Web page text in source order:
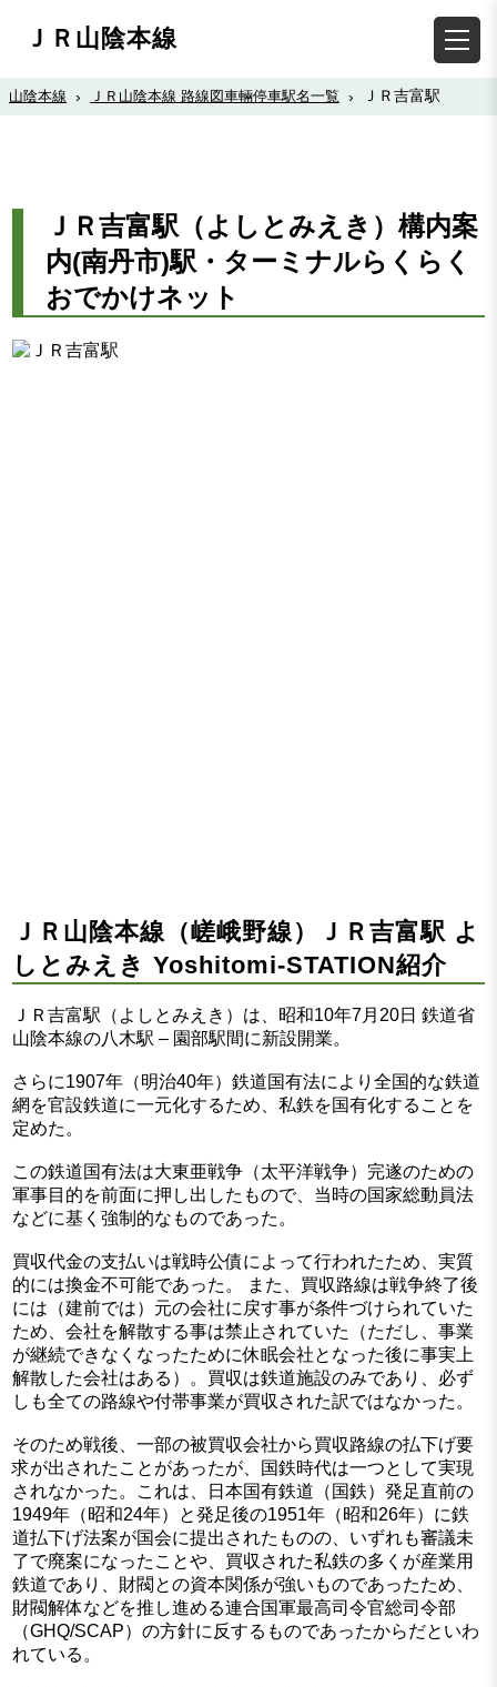
ＪＲ山陰本線
山陰本線 › ＪＲ山陰本線 路線図車輛停車駅名一覧 › ＪＲ吉富駅
ＪＲ吉富駅（よしとみえき）構内案
内(南丹市)駅・ターミナルらくらく
おでかけネット
ＪＲ山陰本線（嵯峨野線）ＪＲ吉富駅 よ
しとみえき Yoshitomi-STATION紹介
ＪＲ吉富駅（よしとみえき）は、昭和10年7月20日 鉄道省
山陰本線の八木駅 – 園部駅間に新設開業。
さらに1907年（明治40年）鉄道国有法により全国的な鉄道
網を官設鉄道に一元化するため、私鉄を国有化することを
定めた。
この鉄道国有法は大東亜戦争（太平洋戦争）完遂のための
軍事目的を前面に押し出したもので、当時の国家総動員法
などに基く強制的なものであった。
買収代金の支払いは戦時公債によって行われたため、実質
的には換金不可能であった。 また、買収路線は戦争終了後
には（建前では）元の会社に戻す事が条件づけられていた
ため、会社を解散する事は禁止されていた（ただし、事業
が継続できなくなったために休眠会社となった後に事実上
解散した会社はある）。買収は鉄道施設のみであり、必ず
しも全ての路線や付帯事業が買収された訳ではなかった。
そのため戦後、一部の被買収会社から買収路線の払下げ要
求が出されたことがあったが、国鉄時代は一つとして実現
されなかった。これは、日本国有鉄道（国鉄）発足直前の
1949年（昭和24年）と発足後の1951年（昭和26年）に鉄
道払下げ法案が国会に提出されたものの、いずれも審議未
了で廃案になったことや、買収された私鉄の多くが産業用
鉄道であり、財閥との資本関係が強いものであったため、
財閥解体などを推し進める連合国軍最高司令官総司令部
（GHQ/SCAP）の方針に反するものであったからだといわ
れている。